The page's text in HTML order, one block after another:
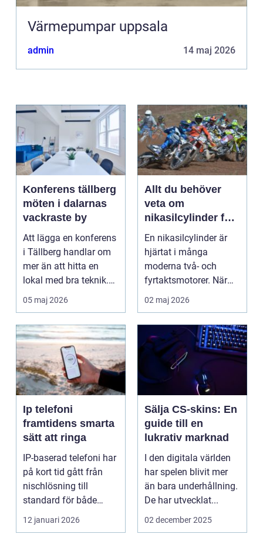
Värmepumpar uppsala
admin 14 maj 2026
Konferens tällberg
möten i dalarnas
vackraste by
Att lägga en konferens
i Tällberg handlar om
mer än att hitta en
lokal med bra teknik.
Den lilla byn...
05 maj 2026
Allt du behöver
veta om
nikasilcylinder för
motorcykel och
snöskoter
En nikasilcylinder är
hjärtat i många
moderna två- och
fyrtaktsmotorer. När
den fungerar som den
02 maj 2026
Ip telefoni
framtidens smarta
sätt att ringa
IP-baserad telefoni har
på kort tid gått från
nischlösning till
standard för både
företag och privat...
12 januari 2026
Sälja CS-skins: En
guide till en
lukrativ marknad
I den digitala världen
har spelen blivit mer
än bara underhållning.
De har utvecklat...
02 december 2025